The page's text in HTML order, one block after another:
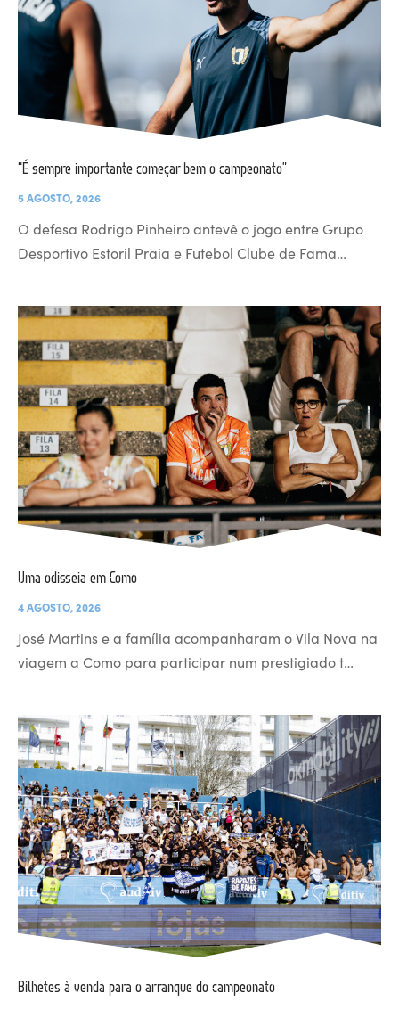
“É sempre importante começar bem o campeonato”
5 AGOSTO, 2026
O defesa Rodrigo Pinheiro antevê o jogo entre Grupo
Desportivo Estoril Praia e Futebol Clube de Fama…
Uma odisseia em Como
4 AGOSTO, 2026
José Martins e a família acompanharam o Vila Nova na
viagem a Como para participar num prestigiado t…
Bilhetes à venda para o arranque do campeonato